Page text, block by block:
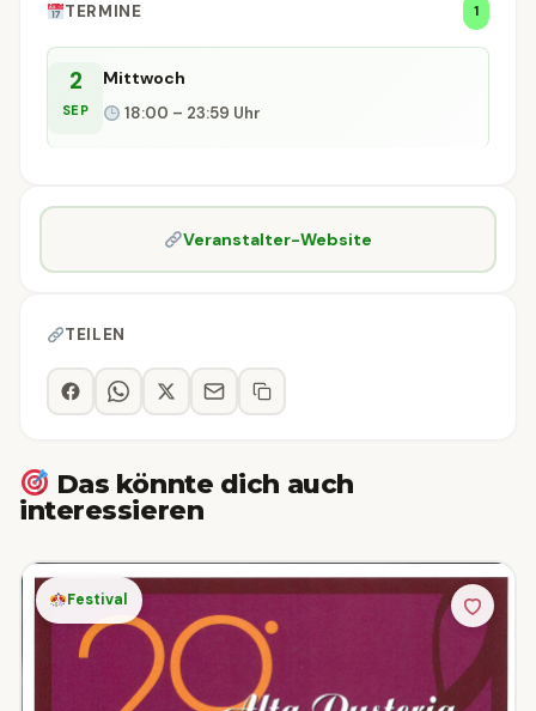
TERMINE 1
2
SEP
Mittwoch
18:00 – 23:59 Uhr
Veranstalter-Website
TEILEN
Das könnte dich auch
interessieren
Festival